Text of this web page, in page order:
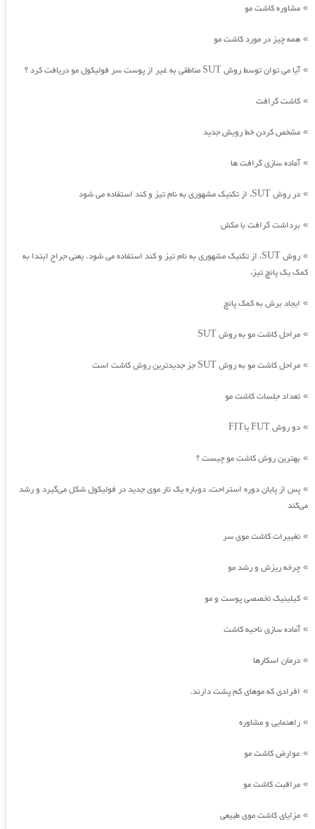
» مشاوره کاشت مو
» همه چیز در مورد کاشت مو
»آیا می توان توسط روش SUT مناطقی به غیر از پوست سر فولیکول مو دریافت کرد ؟
» کاشت گرافت
» مشخص کردن خط رویش جدید
»آماده سازی گرافت ها
» در روش SUT، از تکنیک مشهوری به نام تیز و کند استفاده می شود
» برداشت گرافت با مکش
»
روش SUT، از تکنیک مشهوری به نام تیز و کند استفاده می شود. یعنی جراح ابتدا به
کمک یک پانچ تیز،
» ایجاد برش به کمک پانچ
» مراحل کاشت مو به روش SUT
» مراحل کاشت مو به روش SUT جز جدیدترین روش کاشت است
» تعداد جلسات کاشت مو
» دو روش FUT یاFIT
» بهترین روش کاشت مو چیست ؟
» پس از پایان دوره استراحت، دوباره یک تار موی جدید در فولیکول شکل می‌گیرد و رشد
می‌کند
» تغییرات کاشت موی سر
» چرخه ریزش و رشد مو
» کیلینیک تخصصی پوست و مو
»آماده سازی ناحیه کاشت
» درمان اسکارها
» افرادی که موهای کم پشت دارند.
» راهنمایی و مشاوره
» عوارض کاشت مو
» مراقبت کاشت مو
» مزایای کاشت موی طبیعی